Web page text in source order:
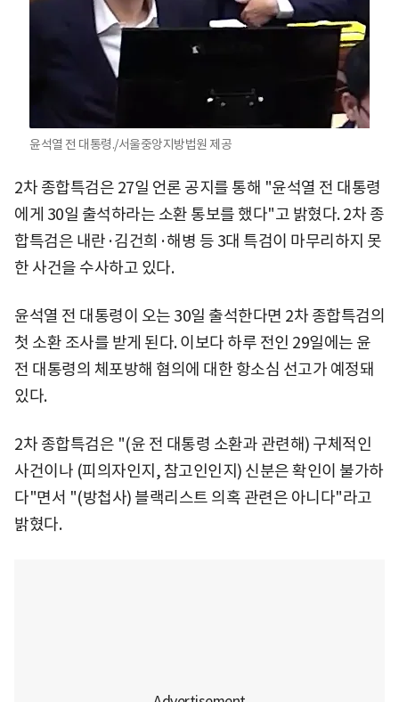
윤석열 전 대통령./서울중앙지방법원 제공
2차 종합특검은 27일 언론 공지를 통해 "윤석열 전 대통령
에게 30일 출석하라는 소환 통보를 했다"고 밝혔다. 2차 종
합특검은 내란·김건희·해병 등 3대 특검이 마무리하지 못
한 사건을 수사하고 있다.
윤석열 전 대통령이 오는 30일 출석한다면 2차 종합특검의
첫 소환 조사를 받게 된다. 이보다 하루 전인 29일에는 윤
전 대통령의 체포방해 혐의에 대한 항소심 선고가 예정돼
있다.
2차 종합특검은 "(윤 전 대통령 소환과 관련해) 구체적인
사건이나 (피의자인지, 참고인인지) 신분은 확인이 불가하
다"면서 "(방첩사) 블랙리스트 의혹 관련은 아니다"라고
밝혔다.